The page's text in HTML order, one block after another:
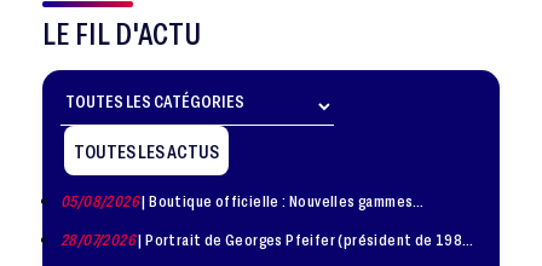
LE FIL D'ACTU
TOUTES LES ACTUS
05/08/2026| Boutique officielle : Nouvelles gammes
28/07/2026| Portrait de Georges Pfeifer (président de 1981